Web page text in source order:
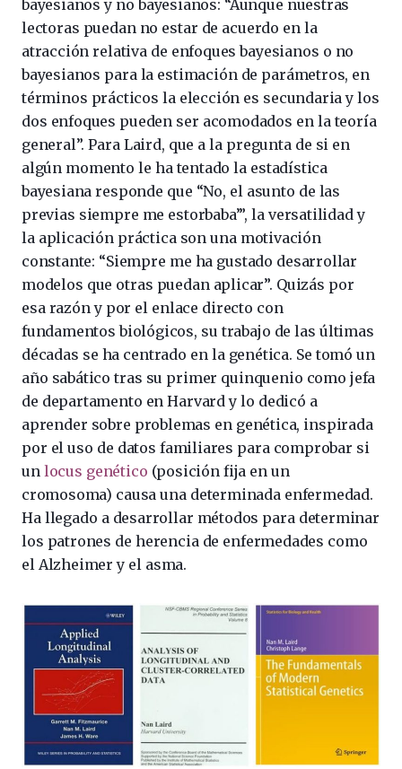
bayesianos y no bayesianos: “Aunque nuestras
lectoras puedan no estar de acuerdo en la
atracción relativa de enfoques bayesianos o no
bayesianos para la estimación de parámetros, en
términos prácticos la elección es secundaria y los
dos enfoques pueden ser acomodados en la teoría
general”. Para Laird, que a la pregunta de si en
algún momento le ha tentado la estadística
bayesiana responde que “No, el asunto de las
previas siempre me estorbaba’”, la versatilidad y
la aplicación práctica son una motivación
constante: “Siempre me ha gustado desarrollar
modelos que otras puedan aplicar”. Quizás por
esa razón y por el enlace directo con
fundamentos biológicos, su trabajo de las últimas
décadas se ha centrado en la genética. Se tomó un
año sabático tras su primer quinquenio como jefa
de departamento en Harvard y lo dedicó a
aprender sobre problemas en genética, inspirada
por el uso de datos familiares para comprobar si
un locus genético (posición fija en un
cromosoma) causa una determinada enfermedad.
Ha llegado a desarrollar métodos para determinar
los patrones de herencia de enfermedades como
el Alzheimer y el asma.